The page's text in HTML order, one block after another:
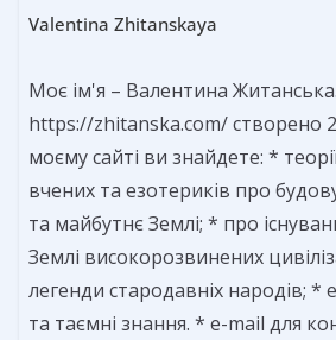
Valentina Zhitanskaya
Моє ім'я – Валентина
https://zhitanska.com/ створено
моєму сайті ви знайдете: *
вчених та езотериків про
та майбутнє Землі; * про
Землі високорозвинених
легенди стародавніх народів; *
та таємні знання. * e-mail для